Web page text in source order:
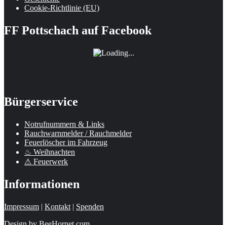
Cookie-Richtlinie (EU)
FF Pottschach auf Facebook
Bürgerservice
Notrufnummern & Links
Rauchwarnmelder / Rauchmelder
Feuerlöscher im Fahrzeug
♨ Weihnachten
⚠ Feuerwerk
Informationen
Impressum | Kontakt | Spenden